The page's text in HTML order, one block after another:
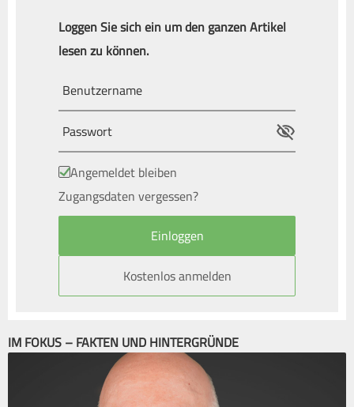
Loggen Sie sich ein um den ganzen Artikel
lesen zu können.
Angemeldet bleiben
Zugangsdaten vergessen?
Kostenlos anmelden
IM FOKUS – FAKTEN UND HINTERGRÜNDE